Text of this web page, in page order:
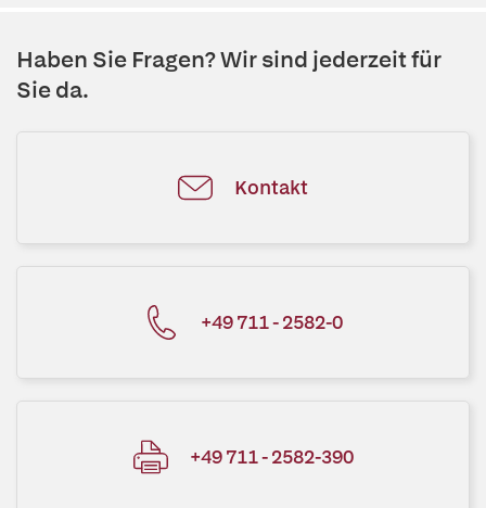
Haben Sie Fragen? Wir sind jederzeit für
Sie da.
Kontakt
+49 711 - 2582-0
+49 711 - 2582-390